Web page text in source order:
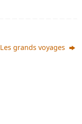
Les grands voyages